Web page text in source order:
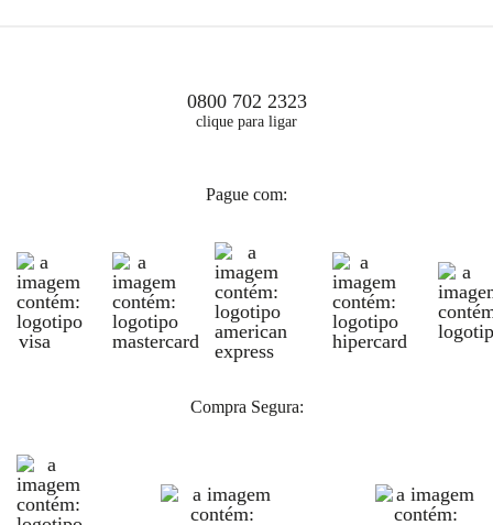
0800 702 2323
clique para ligar
Pague com:
Compra Segura: